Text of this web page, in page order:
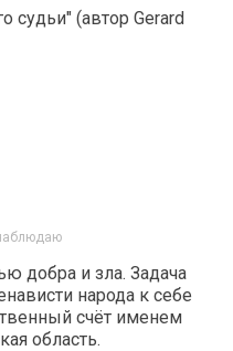
судьи" (автор Gerard
добра и зла. Задача
народа к себе
счёт именем
область.